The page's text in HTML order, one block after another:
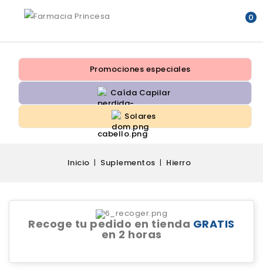
0
Promociones especiales
Caída Capilar
Solares
Inicio Suplementos Hierro
Recoge tu pedido en tienda GRATIS
en 2 horas